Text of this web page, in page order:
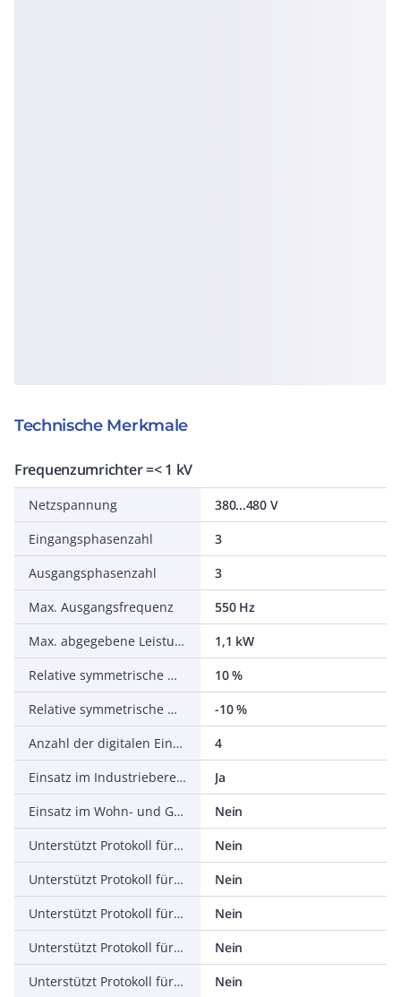
Technische Merkmale
Frequenzumrichter =< 1 kV
Netzspannung
380...480 V
Eingangsphasenzahl
3
Ausgangsphasenzahl
3
Max. Ausgangsfrequenz
550 Hz
Max. abgegebene Leistung bei linearer Belastung bei Bemessungsausgangsspannung
1,1 kW
Relative symmetrische Netzfrequenztoleranz
10 %
Relative symmetrische Netzspannungstoleranz
-10 %
Anzahl der digitalen Eingänge
4
Einsatz im Industriebereich zulässig
Ja
Einsatz im Wohn- und Gewerbebereich zulässig
Nein
Unterstützt Protokoll für TCP/IP
Nein
Unterstützt Protokoll für PROFIBUS
Nein
Unterstützt Protokoll für CAN
Nein
Unterstützt Protokoll für INTERBUS
Nein
Unterstützt Protokoll für ASI
Nein